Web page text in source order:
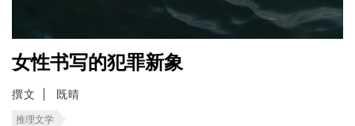
女性书写的犯罪新象
撰文 既晴
推理文学